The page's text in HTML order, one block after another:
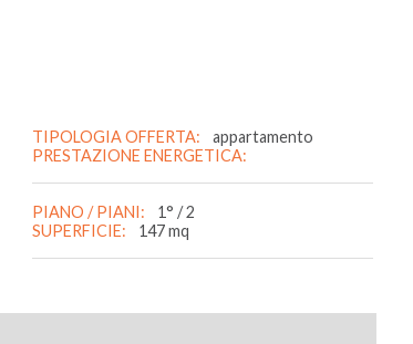
TIPOLOGIA OFFERTA:
appartamento
PRESTAZIONE ENERGETICA:
PIANO / PIANI:
1° / 2
SUPERFICIE:
147 mq